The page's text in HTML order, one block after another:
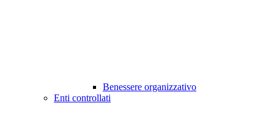
Benessere organizzativo
Enti controllati